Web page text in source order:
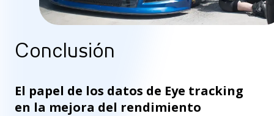
Conclusión
El papel de los datos de Eye tracking
en la mejora del rendimiento